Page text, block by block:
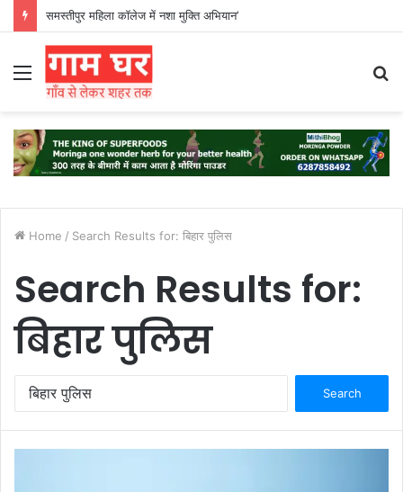
हड़ताली सफाईकर्मियों ने नगर निगम का घेराव किया’
Menu
Home / Search Results for: बिहार पुलिस
Search Results for:
बिहार पुलिस